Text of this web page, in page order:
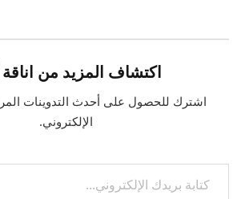
اكتشاف المزيد من اناقة
اشترك للحصول على أحدث التدوينات
الإلكتروني.
كتابة بريدك الإلكتروني...